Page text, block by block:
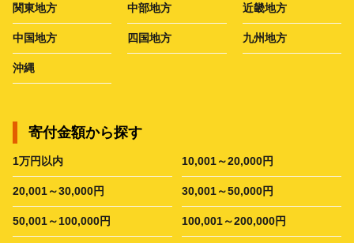
関東地方 中部地方 近畿地方
中国地方 四国地方 九州地方
沖縄
寄付金額から探す
1万円以内 10,001～20,000円
20,001～30,000円 30,001～50,000円
50,001～100,000円 100,001～200,000円